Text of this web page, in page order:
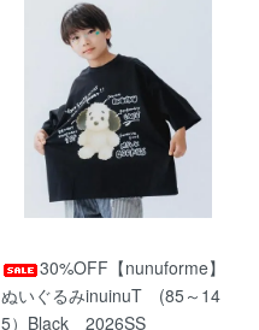
30%OFF【nunuforme】
ぬいぐるみinuinuT (85～14
5）Black 2026SS